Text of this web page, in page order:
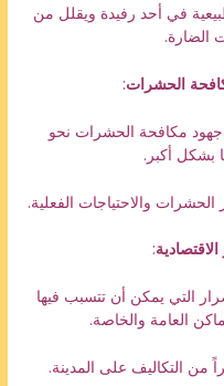
في أحد رفيدة ويقلل من
الضارة.
الحشرات:
جهود مكافحة الحشرات نحو
بشكل أكبر.
الحشرات والاحتياجات الفعلية.
:
التي يمكن أن تتسبب فيها
العامة والخاصة.
من التكاليف على المدينة.